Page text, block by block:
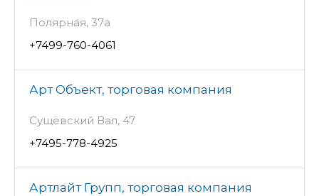
Полярная, 37а
+7499-760-4061
Арт Объект, торговая компания
Сущёвский Вал, 47
+7495-778-4925
Артлайт Групп, торговая компания